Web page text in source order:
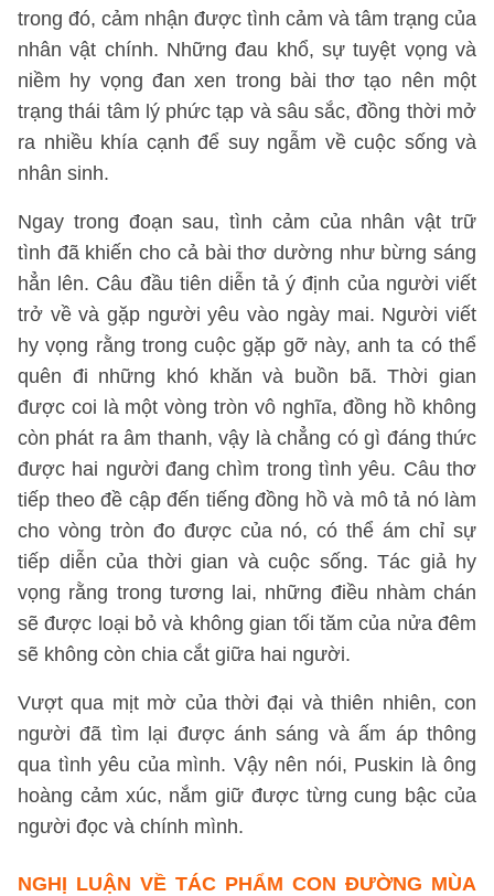
trong đó, cảm nhận được tình cảm và tâm trạng của
nhân vật chính. Những đau khổ, sự tuyệt vọng và
niềm hy vọng đan xen trong bài thơ tạo nên một
trạng thái tâm lý phức tạp và sâu sắc, đồng thời mở
ra nhiều khía cạnh để suy ngẫm về cuộc sống và
nhân sinh.
Ngay trong đoạn sau, tình cảm của nhân vật trữ
tình đã khiến cho cả bài thơ dường như bừng sáng
hẳn lên. Câu đầu tiên diễn tả ý định của người viết
trở về và gặp người yêu vào ngày mai. Người viết
hy vọng rằng trong cuộc gặp gỡ này, anh ta có thể
quên đi những khó khăn và buồn bã. Thời gian
được coi là một vòng tròn vô nghĩa, đồng hồ không
còn phát ra âm thanh, vậy là chẳng có gì đáng thức
được hai người đang chìm trong tình yêu. Câu thơ
tiếp theo đề cập đến tiếng đồng hồ và mô tả nó làm
cho vòng tròn đo được của nó, có thể ám chỉ sự
tiếp diễn của thời gian và cuộc sống. Tác giả hy
vọng rằng trong tương lai, những điều nhàm chán
sẽ được loại bỏ và không gian tối tăm của nửa đêm
sẽ không còn chia cắt giữa hai người.
Vượt qua mịt mờ của thời đại và thiên nhiên, con
người đã tìm lại được ánh sáng và ấm áp thông
qua tình yêu của mình. Vậy nên nói, Puskin là ông
hoàng cảm xúc, nắm giữ được từng cung bậc của
người đọc và chính mình.
NGHỊ LUẬN VỀ TÁC PHẨM CON ĐƯỜNG MÙA